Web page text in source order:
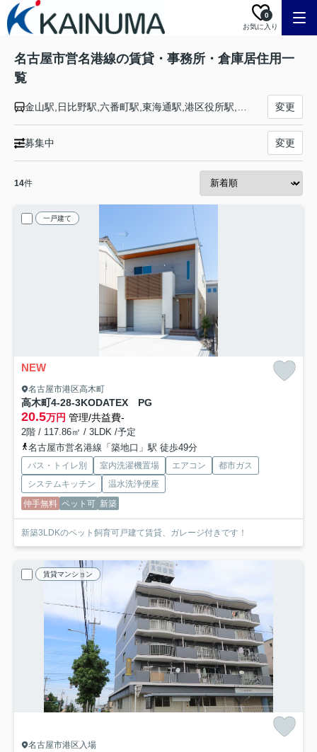
お気に入り
0
名古屋市営名港線の賃貸・事務所・倉庫居住用一
覧
変更
募集中 変更
14件
一戸建て
NEW
名古屋市港区高木町
高木町4-28-3KODATEX PG
20.5万円 管理/共益費-
2階 / 117.86㎡ / 3LDK /予定
名古屋市営名港線「築地口」駅 徒歩49分
バス・トイレ別 室内洗濯機置場 エアコン
都市ガス
システムキッチン
温水洗浄便座
仲手無料 ペット可 新築
新築3LDKのペット飼育可戸建て賃貸、ガレージ付きです！
賃貸マンション
名古屋市港区入場